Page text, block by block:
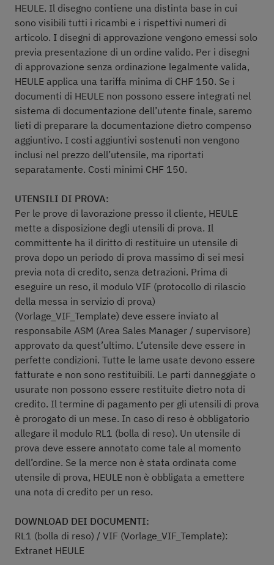
HEULE. Il disegno contiene una distinta base in cui
sono visibili tutti i ricambi e i rispettivi numeri di
articolo. I disegni di approvazione vengono emessi solo
previa presentazione di un ordine valido. Per i disegni
di approvazione senza ordinazione legalmente valida,
HEULE applica una tariffa minima di CHF 150. Se i
documenti di HEULE non possono essere integrati nel
sistema di documentazione dell’utente finale, saremo
lieti di preparare la documentazione dietro compenso
aggiuntivo. I costi aggiuntivi sostenuti non vengono
inclusi nel prezzo dell’utensile, ma riportati
separatamente. Costi minimi CHF 150.
UTENSILI DI PROVA:
Per le prove di lavorazione presso il cliente, HEULE
mette a disposizione degli utensili di prova. Il
committente ha il diritto di restituire un utensile di
prova dopo un periodo di prova massimo di sei mesi
previa nota di credito, senza detrazioni. Prima di
eseguire un reso, il modulo VIF (protocollo di rilascio
della messa in servizio di prova)
(Vorlage_VIF_Template) deve essere inviato al
responsabile ASM (Area Sales Manager / supervisore)
approvato da quest’ultimo. L’utensile deve essere in
perfette condizioni. Tutte le lame usate devono essere
fatturate e non sono restituibili. Le parti danneggiate o
usurate non possono essere restituite dietro nota di
credito. Il termine di pagamento per gli utensili di prova
è prorogato di un mese. In caso di reso è obbligatorio
allegare il modulo RL1 (bolla di reso). Un utensile di
prova deve essere annotato come tale al momento
dell’ordine. Se la merce non è stata ordinata come
utensile di prova, HEULE non è obbligata a emettere
una nota di credito per un reso.
DOWNLOAD DEI DOCUMENTI:
RL1 (bolla di reso) / VIF (Vorlage_VIF_Template):
Extranet HEULE